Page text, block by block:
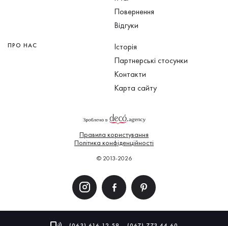
Повернення
Відгуки
ПРО НАС
Історія
Партнерські стосунки
Контакти
Карта сайту
Правила користування
Політика конфіденційності
© 2013-2026